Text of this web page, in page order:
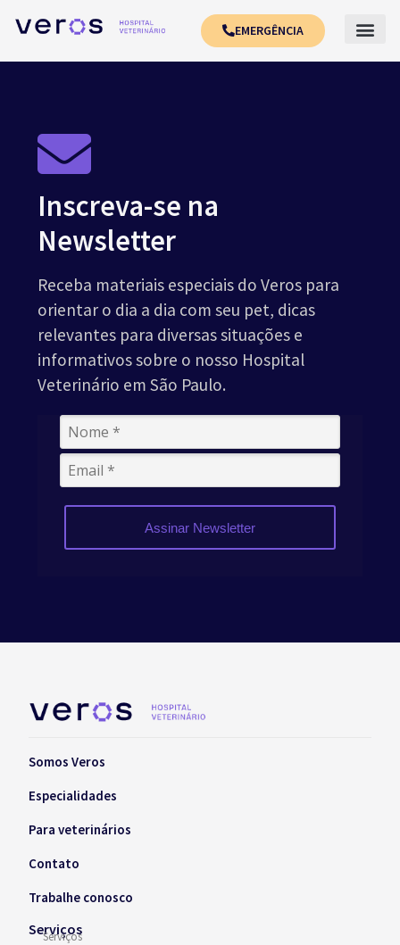
EMERGÊNCIA
Inscreva-se na
Newsletter
Receba materiais especiais do Veros para
orientar o dia a dia com seu pet, dicas
relevantes para diversas situações e
informativos sobre o nosso Hospital
Veterinário em São Paulo.
Assinar Newsletter
Somos Veros
Especialidades
Para veterinários
Contato
Trabalhe conosco
Serviços
Serviços